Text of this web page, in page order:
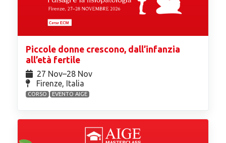
Piccole donne crescono, dall’infanzia
all’età fertile
27 Nov⁠–28 Nov
Firenze, Italia
CORSO EVENTO AIGE